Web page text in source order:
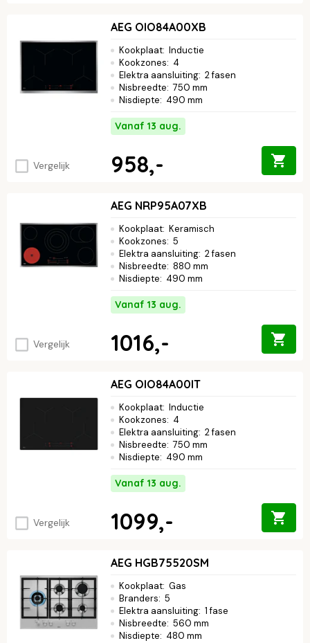
Vergelijk
AEG OIO84A00XB
Kookplaat: Inductie
Kookzones: 4
Elektra aansluiting: 2 fasen
Nisbreedte: 750 mm
Nisdiepte: 490 mm
Vanaf 13 aug.
958,-
Vergelijk
AEG NRP95A07XB
Kookplaat: Keramisch
Kookzones: 5
Elektra aansluiting: 2 fasen
Nisbreedte: 880 mm
Nisdiepte: 490 mm
Vanaf 13 aug.
1016,-
Vergelijk
AEG OIO84A00IT
Kookplaat: Inductie
Kookzones: 4
Elektra aansluiting: 2 fasen
Nisbreedte: 750 mm
Nisdiepte: 490 mm
Vanaf 13 aug.
1099,-
AEG HGB75520SM
Kookplaat: Gas
Branders: 5
Elektra aansluiting: 1 fase
Nisbreedte: 560 mm
Nisdiepte: 480 mm